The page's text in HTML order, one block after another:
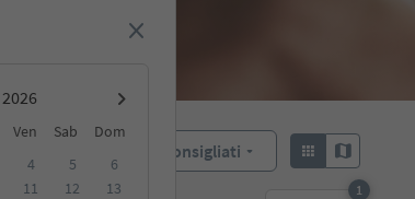
Ven Sab
Dom
4 5
6
11 12
13
Consigliati
1